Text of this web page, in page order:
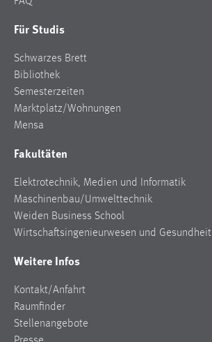
Für Studis
Schwarzes Brett
Bibliothek
Semesterzeiten
Marktplatz/Wohnungen
Mensa
Fakultäten
Elektrotechnik, Medien und Informatik
Maschinenbau/Umwelttechnik
Weiden Business School
Wirtschaftsingenieurwesen und Gesundheit
Weitere Infos
Kontakt/Anfahrt
Raumfinder
Stellenangebote